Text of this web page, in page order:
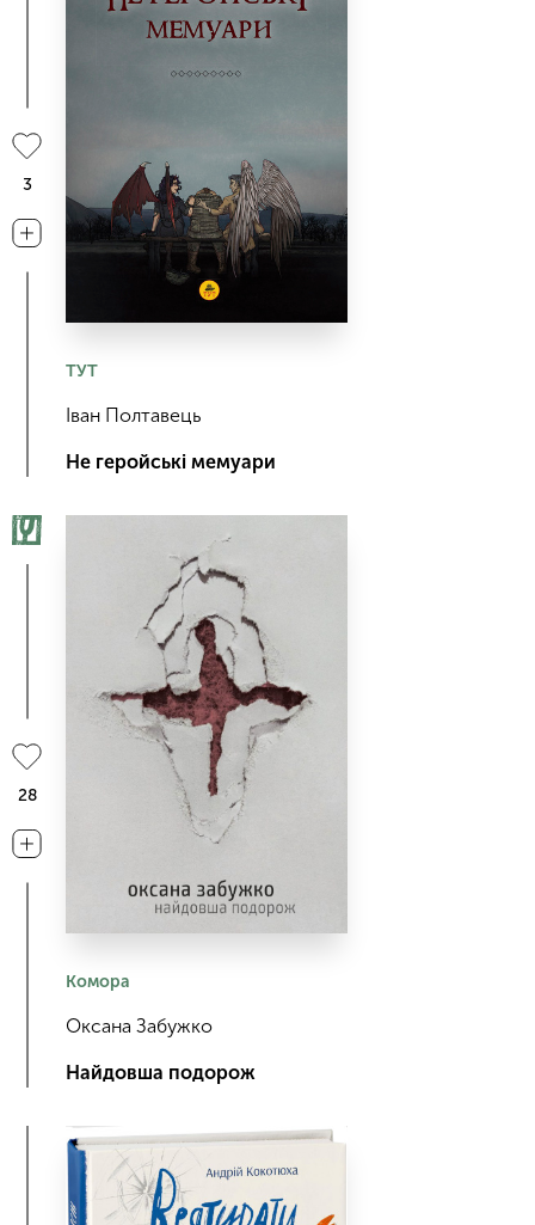
ТУТ
Іван Полтавець
Не геройські мемуари
3
Комора
Оксана Забужко
Найдовша подорож
28